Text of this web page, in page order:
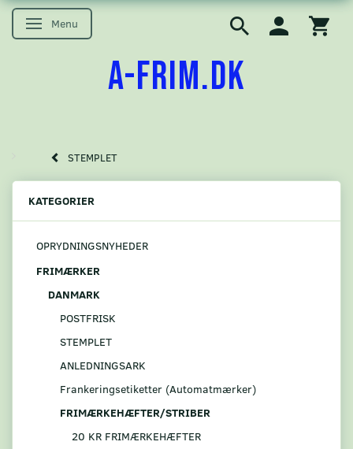
Skifte navigation
Menu
A-FRIM.DK
STEMPLET
KATEGORIER
OPRYDNINGSNYHEDER
FRIMÆRKER
DANMARK
POSTFRISK
STEMPLET
ANLEDNINGSARK
Frankeringsetiketter (Automatmærker)
FRIMÆRKEHÆFTER/STRIBER
20 KR FRIMÆRKEHÆFTER